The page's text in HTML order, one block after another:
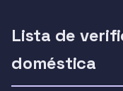
Lista de
doméstica